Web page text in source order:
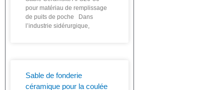
pour matériau de remplissage
de puits de poche Dans
l’industrie sidérurgique,
Sable de fonderie
céramique pour la coulée